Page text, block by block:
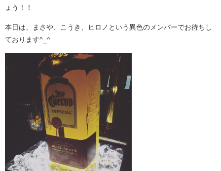
ょう！！
本日は、まさや、こうき、ヒロノという異色のメンバーでお待ちし
ております^_^